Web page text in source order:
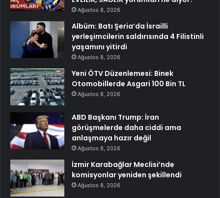
Ağustos 8, 2026
Albüm: Batı Şeria’da İsrailli
yerleşimcilerin saldırısında 4 Filistinli
yaşamını yitirdi
Ağustos 8, 2026
Yeni ÖTV Düzenlemesi: Binek
Otomobillerde Asgari 100 Bin TL
Ağustos 8, 2026
ABD Başkanı Trump: İran
görüşmelerde daha ciddi ama
anlaşmaya hazır değil
Ağustos 8, 2026
İzmir Karabağlar Meclisi’nde
komisyonlar yeniden şekillendi
Ağustos 8, 2026